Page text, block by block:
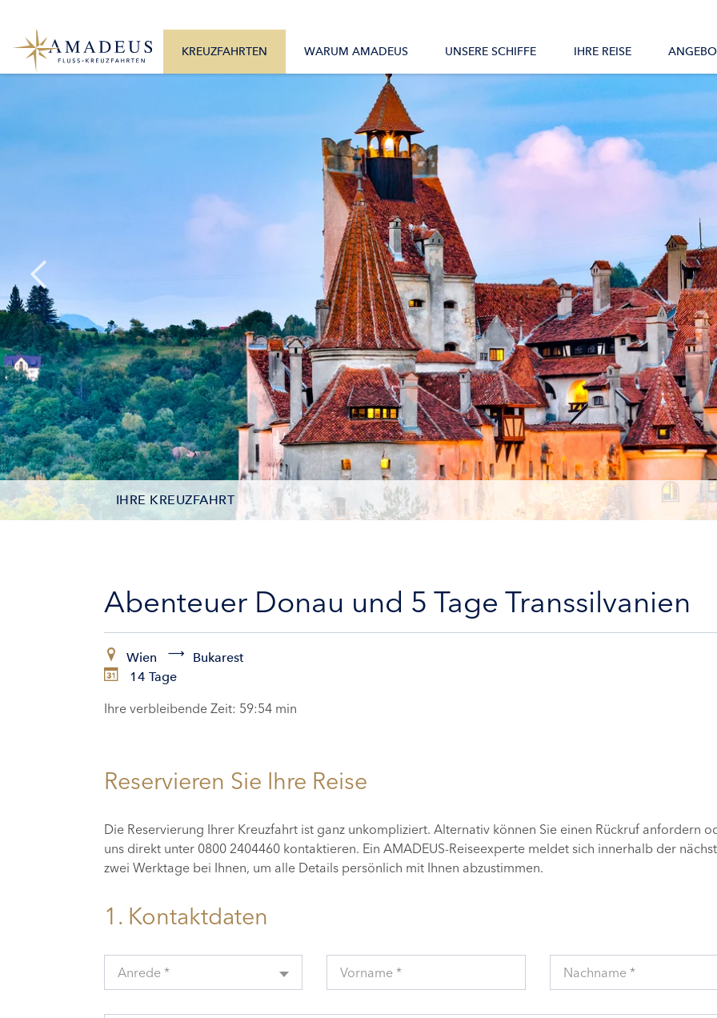
IHRE KREUZFAHRT
Abenteuer Donau und 5 Tage Transsilvanien
Wien
Bukarest
14 Tage
Ihre verbleibende Zeit: 59:53 min
Reservieren Sie Ihre Reise
Die Reservierung Ihrer Kreuzfahrt ist ganz unkompliziert. Alternativ können Sie einen Rückruf anfordern
uns direkt unter 0800 2404460 kontaktieren. Ein AMADEUS-Reiseexperte meldet sich innerhalb der
zwei Werktage bei Ihnen, um alle Details persönlich mit Ihnen abzustimmen.
1. Kontaktdaten
Anrede * Vorname * Nachname *
KREUZFAHRTEN WARUM AMADEUS UNSERE SCHIFFE IHRE REISE
Alle Monate Mo. – Fr. 9:30 – 17:30 Uhr